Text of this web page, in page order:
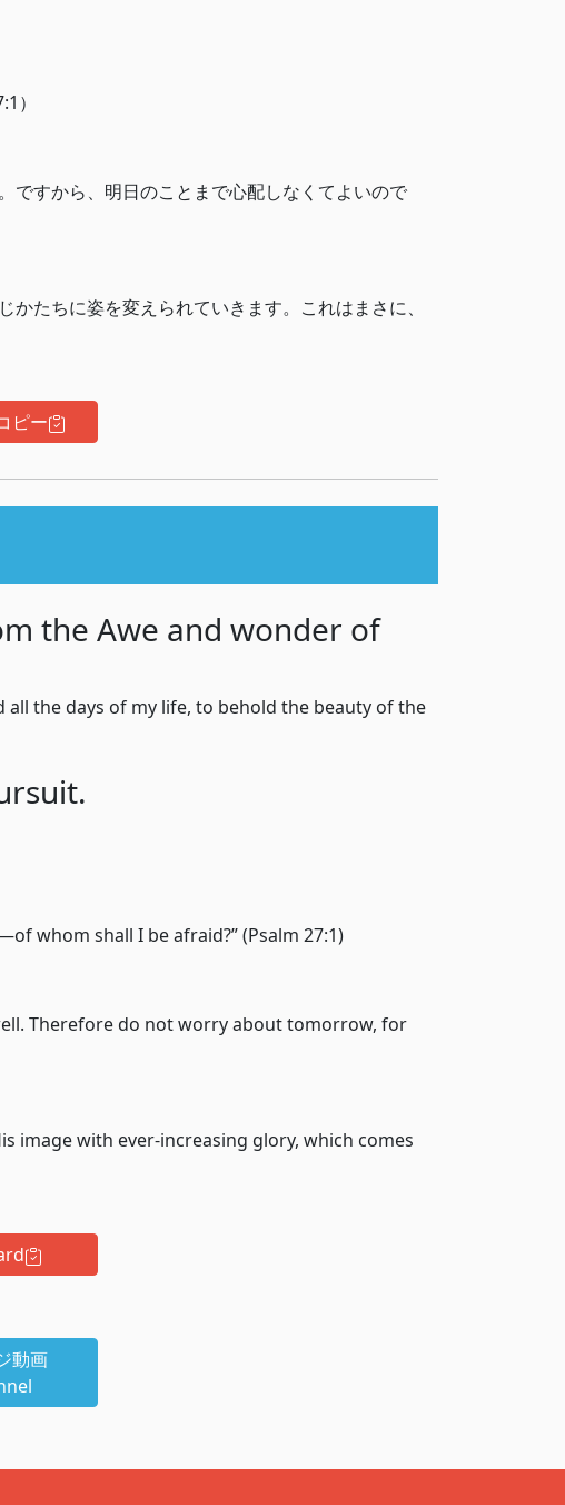
）
ですから、明日のことまで心配しなくてよいので
たちに姿を変えられていきます。これはまさに、
ピー
the Awe and wonder of
the days of my life, to behold the beauty of the
whom shall I be afraid?” (Psalm 27:1)
Therefore do not worry about tomorrow, for
image with ever-increasing glory, which comes
動画